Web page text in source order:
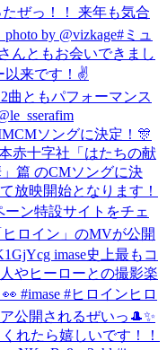
ぜっ！！ 来年も気合
by @vizkage#ミュ
んともお会いできまし
以来です！✌️
曲ともパフォーマンス
CMソングに決定！🎊
赤十字社「はたちの献
篇 のCMソングに決
放映開始となります！
ン特設サイトをチェ
ヒロイン」のMVが公開
imase史上最もコ
やヒーローとの撮影楽
#imase #ヒロイン ヒロ
公開されるぜいっ🎩✨
れたら嬉しいです！！